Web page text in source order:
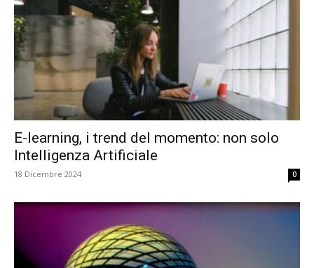
E-learning, i trend del momento: non solo
Intelligenza Artificiale
18 Dicembre 2024 0